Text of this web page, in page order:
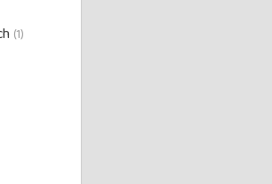
(1)